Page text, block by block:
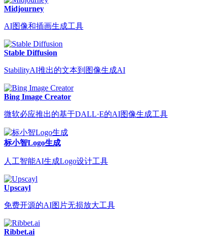
Midjourney
AI图像和插画生成工具
Stable Diffusion
StabilityAI推出的文本到图像生成AI
Bing Image Creator
微软必应推出的基于DALL·E的AI图像生成工具
标小智Logo生成
人工智能AI生成Logo设计工具
Upscayl
免费开源的AI图片无损放大工具
Ribbet.ai